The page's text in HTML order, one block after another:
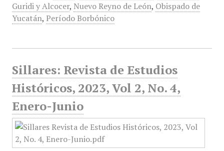
Guridi y Alcocer, Nuevo Reyno de León, Obispado de
Yucatán, Período Borbónico
Sillares: Revista de Estudios
Históricos, 2023, Vol 2, No. 4,
Enero-Junio